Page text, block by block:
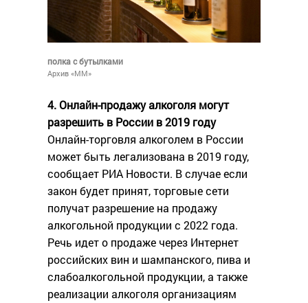
полка с бутылками
Архив «ММ»
4. Онлайн-продажу алкоголя могут
разрешить в России в 2019 году
Онлайн-торговля алкоголем в России
может быть легализована в 2019 году,
сообщает РИА Новости. В случае если
закон будет принят, торговые сети
получат разрешение на продажу
алкогольной продукции с 2022 года.
Речь идет о продаже через Интернет
российских вин и шампанского, пива и
слабоалкогольной продукции, а также
реализации алкоголя организациям